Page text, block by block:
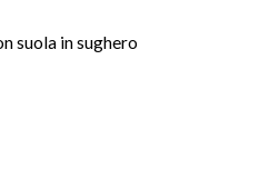
suola in sughero